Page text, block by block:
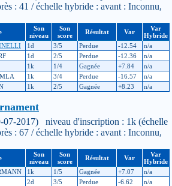
: 41 / échelle hybride : avant : Inconnu,
Son
niveau
Son
score
Résultat Var
Var
Hybride
1d 3/5 Perdue -12.54
n/a
1d 2/5 Perdue -12.36
n/a
1k 1/4 Gagnée +7.84
n/a
1k 3/4 Perdue -16.57
n/a
1k 2/5 Gagnée +8.23 n/a
07-2017) niveau d'inscription : 1k (échelle
: 67 / échelle hybride : avant : Inconnu,
Son
niveau
Son
score
Résultat Var
Var
Hybride
1k 1/5 Gagnée +7.07
n/a
2d 3/5 Perdue -6.62
n/a